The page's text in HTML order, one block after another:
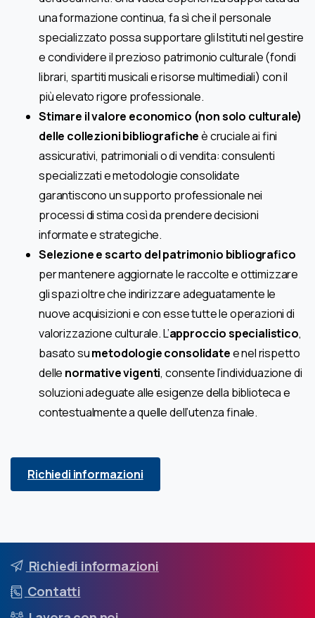
una formazione continua, fa sì che il personale
specializzato possa supportare gli Istituti nel gestire
e condividere il prezioso patrimonio culturale (fondi
librari, spartiti musicali e risorse multimediali) con il
più elevato rigore professionale.
Stimare il valore economico (non solo culturale)
delle collezioni bibliograficheè cruciale ai fini
assicurativi, patrimoniali o di vendita: consulenti
specializzati e metodologie consolidate
garantiscono un supporto professionale nei
processi di stima così da prendere decisioni
informate e strategiche.
Selezione e scarto del patrimonio bibliografico
per mantenere aggiornate le raccolte e ottimizzare
gli spazi oltre che indirizzare adeguatamente le
nuove acquisizioni e con esse tutte le operazioni di
valorizzazione culturale. L’approccio specialistico,
basato sumetodologie consolidatee nel rispetto
delle normative vigenti, consente l’individuazione di
soluzioni adeguate alle esigenze della biblioteca e
contestualmente a quelle dell’utenza finale.
Richiedi informazioni
Richiedi informazioni
Contatti